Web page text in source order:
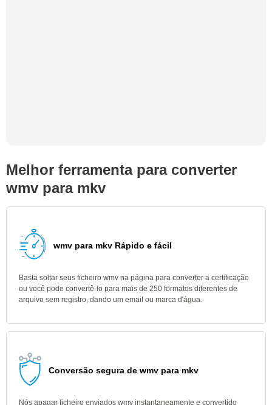
Melhor ferramenta para converter
wmv para mkv
wmv para mkv Rápido e fácil
Basta soltar seus ficheiro wmv na página para converter a certificação
ou você pode convertê-lo para mais de 250 formatos diferentes de
arquivo sem registro, dando um email ou marca d'água.
Conversão segura de wmv para mkv
Nós apagar ficheiro enviados wmv instantaneamente e convertido